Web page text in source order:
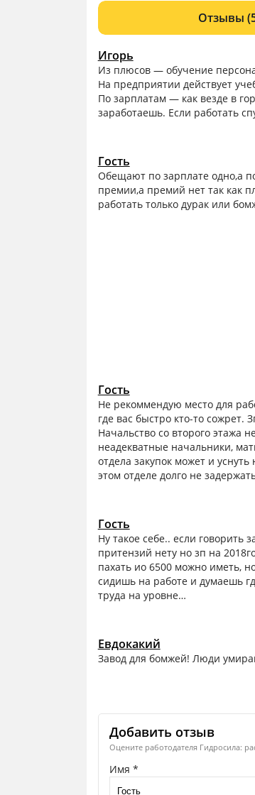
На данный момент наОтзывы
Игорь
Из плюсов — обучение
На предприятии действует
По зарплатам — как везде в
заработаешь. Если работать
Гость
Обещают по зарплате одно,а
премии,а премий нет так как
работать только дурак или
Гость
Не рекоммендую место для
где вас быстро кто-то сожрет.
Начальство со второго этажа
неадекватные начальники,
отдела закупок может и
этом отделе долго не
Гость
Ну такое себе.. если
притензий нету но зп на
пахать ио 6500 можно иметь,
сидишь на работе и думаешь
труда на уровне…
Евдокакий
Завод для бомжей! Люди
Добавить отзыв
Оцените работодателя Гидросила:
Имя *